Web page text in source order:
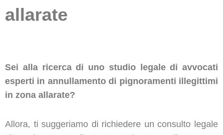
allarate
Sei alla ricerca di uno studio legale di avvocati
esperti in annullamento di pignoramenti illegittimi
in zona allarate?
Allora, ti suggeriamo di richiedere un consulto legale